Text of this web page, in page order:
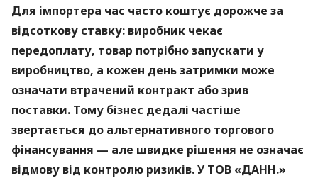
Для імпортера час часто коштує дорожче за
відсоткову ставку: виробник чекає
передоплату, товар потрібно запускати у
виробництво, а кожен день затримки може
означати втрачений контракт або зрив
поставки. Тому бізнес дедалі частіше
звертається до альтернативного торгового
фінансування — але швидке рішення не означає
відмову від контролю ризиків. У ТОВ «ДАНН.»